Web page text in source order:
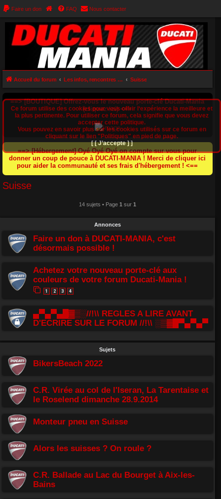
Faire un don FAQ Nous contacter
Accueil du forum Les infos, rencontres et balades Ducatistes dans nos régions Suisse
==> [BOUTIQUE] Offrez-vous le nouveau porte-clé Ducati-Mania
(cliquez ici) <==
==> [Hébergement] Oyé Oyé Oyé on compte sur vous pour
donner un coup de pouce à DUCATI-MANIA ! Merci de cliquer ici
pour aider la communauté et ses frais d'hébergement ! <==
Suisse
14 sujets • Page 1 sur 1
Annonces
Faire un don à DUCATI-MANIA, c'est
désormais possible !
Achetez votre nouveau porte-clé aux
couleurs de votre forum Ducati-Mania !
1 2 3 4
▄▀▄▀▄█▓▒░//!\\ REGLES A LIRE AVANT
D'ECRIRE SUR LE FORUM //!\\ ░▒▓█▀▄▀▄▀
Sujets
BikersBeach 2022
C.R. Virée au col de l'Iseran, La Tarentaise et
le Roselend dimanche 28.9.2014
Monteur pneu en Suisse
Alors les suisses ? On roule ?
C.R. Ballade au Lac du Bourget à Aix-les-
Bains
Ce forum utilise des cookies pour vous offrir l‘expérience la meilleure et
la plus pertinente. Pour utiliser ce forum, cela signifie que vous devez
accepter cette politique.
Vous pouvez en savoir plus sur les cookies utilisés sur ce forum en
cliquant sur le lien "Politiques" en pied de page.
[ [ J’accepte ] ]